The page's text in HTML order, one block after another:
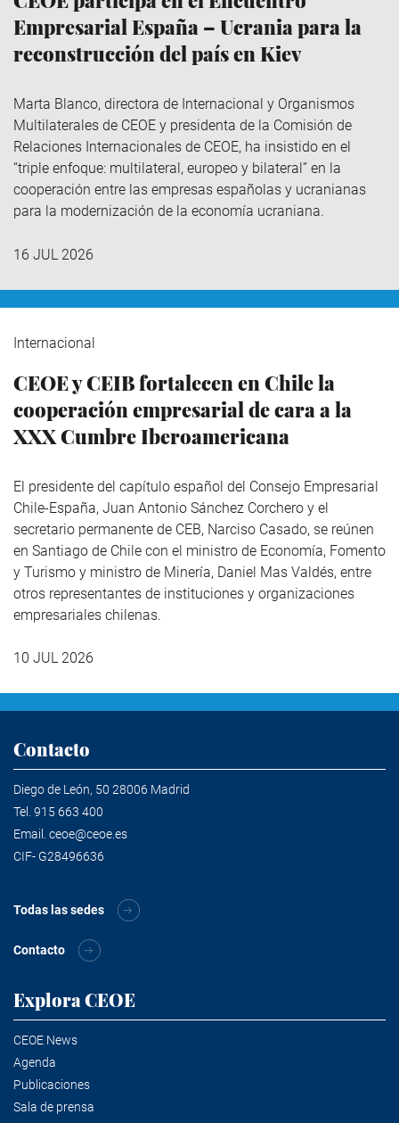
Empresarial España – Ucrania para la
reconstrucción del país en Kiev
Marta Blanco, directora de Internacional y Organismos
Multilaterales de CEOE y presidenta de la Comisión de
Relaciones Internacionales de CEOE, ha insistido en el
“triple enfoque: multilateral, europeo y bilateral” en la
cooperación entre las empresas españolas y ucranianas
para la modernización de la economía ucraniana.
16 JUL 2026
Internacional
CEOE y CEIB fortalecen en Chile la
cooperación empresarial de cara a la
XXX Cumbre Iberoamericana
El presidente del capítulo español del Consejo Empresarial
Chile-España, Juan Antonio Sánchez Corchero y el
secretario permanente de CEB, Narciso Casado, se reúnen
en Santiago de Chile con el ministro de Economía, Fomento
y Turismo y ministro de Minería, Daniel Mas Valdés, entre
otros representantes de instituciones y organizaciones
empresariales chilenas.
10 JUL 2026
Contacto
Diego de León, 50 28006 Madrid
Tel. 915 663 400
Email. ceoe@ceoe.es
CIF- G28496636
Todas las sedes
Contacto
Explora CEOE
CEOE News
Agenda
Publicaciones
Sala de prensa